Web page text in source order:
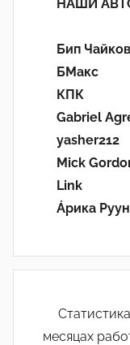
НАШИ
Бип
БМакс
КПК
Gabriel
yasher212
Mick
Link
Áрика Руун
месяцах